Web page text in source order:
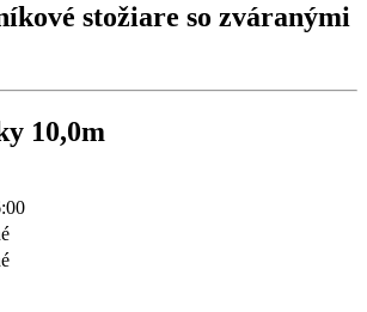
stožiare so zváranými
10,0m